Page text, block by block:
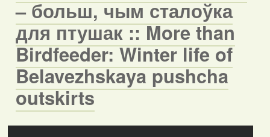
– больш, чым сталоўка
для птушак :: More than
Birdfeeder: Winter life of
Belavezhskaya pushcha
outskirts